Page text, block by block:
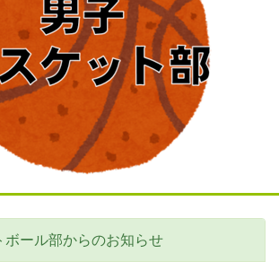
ボール部からのお知らせ